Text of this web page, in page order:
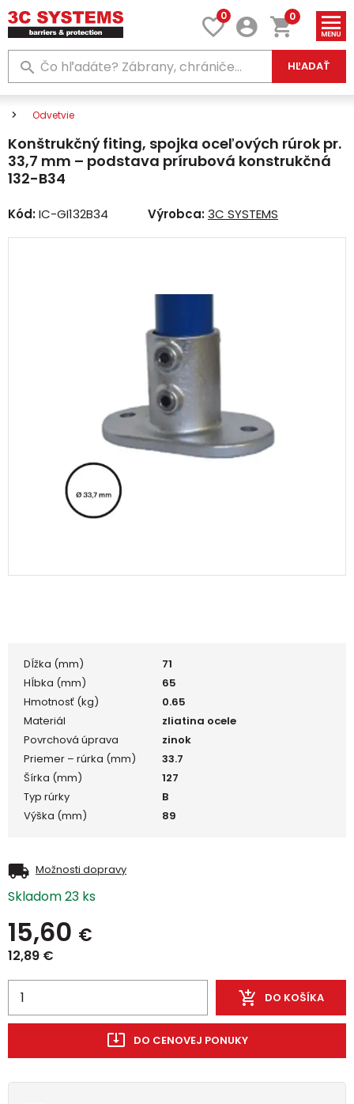
0
HĽADAŤ
0
Odvetvie
Konštrukčný fiting, spojka oceľových rúrok pr.
33,7 mm – podstava prírubová konstrukčná
132-B34
Kód:IC-GI132B34 Výrobca:3C SYSTEMS
Dĺžka (mm)
71
Hĺbka (mm)
65
Hmotnosť (kg)
0.65
Materiál
zliatina ocele
Povrchová úprava
zinok
Priemer – rúrka (mm)
33.7
Šírka (mm)
127
Typ rúrky
B
Výška (mm)
89
Možnosti dopravy
Skladom 23 ks
15,60 €
12,89 €
DO KOŠÍKA
DO CENOVEJ PONUKY